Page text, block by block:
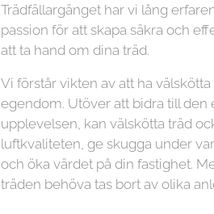
Trädfällargänget har vi lång
passion för att skapa säkra och
att ta hand om dina träd.
Vi förstår vikten av att ha
egendom. Utöver att bidra till den
upplevelsen, kan välskötta träd
luftkvaliteten, ge skugga under
och öka värdet på din fastighet.
träden behöva tas bort av olika